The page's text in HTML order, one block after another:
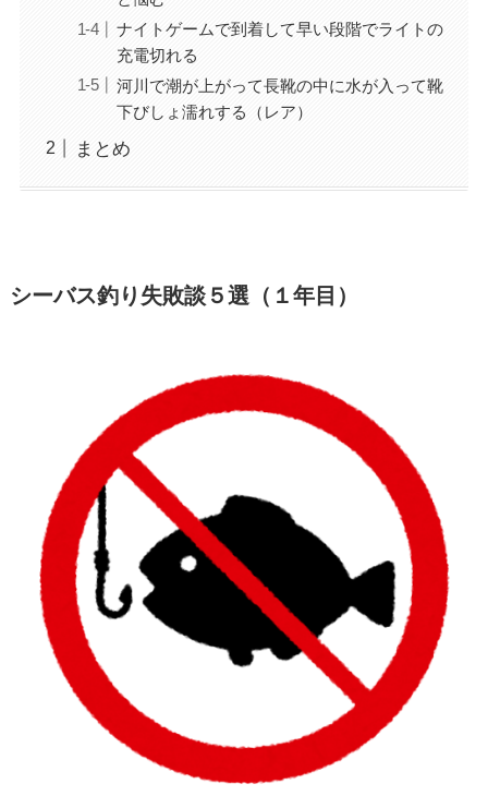
ナイトゲームで到着して早い段階でライトの
充電切れる
河川で潮が上がって長靴の中に水が入って靴
下びしょ濡れする（レア）
まとめ
シーバス釣り失敗談５選（１年目）